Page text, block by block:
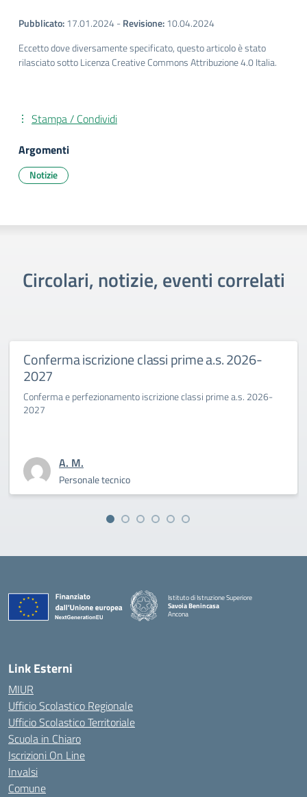
Pubblicato:17.01.2024-Revisione:10.04.2024
Eccetto dove diversamente specificato, questo articolo è stato
rilasciato sotto Licenza Creative Commons Attribuzione 4.0 Italia.
Stampa / Condividi
Argomenti
Notizie
Circolari, notizie, eventi correlati
Conferma iscrizione classi prime a.s. 2026-
2027
Conferma e perfezionamento iscrizione classi prime a.s. 2026-
2027
A. M.
Personale tecnico
Istituto di Istruzione Superiore
Savoia Benincasa
Ancona
Link Esterni
MIUR
Ufficio Scolastico Regionale
Ufficio Scolastico Territoriale
Scuola in Chiaro
Iscrizioni On Line
Invalsi
Comune